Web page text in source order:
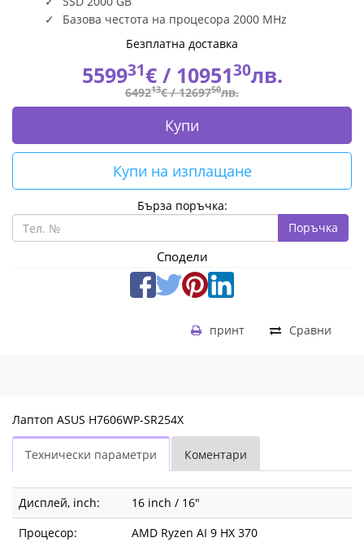
Базова честота на процесора 2000 MHz
Безплатна доставка
559931€ / 1095130лв.
649213€ /1269750лв.
Купи
Купи на изплащане
Бърза поръчка:
Поръчка
Сподели
Сравни
принт
Лаптоп ASUS H7606WP-SR254X
Технически параметри Коментари
Дисплей, inch:
16 inch / 16"
Процесор:
AMD Ryzen AI 9 HX 370